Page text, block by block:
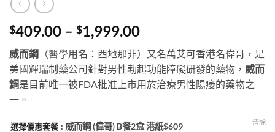
$409.00 – $1,999.00Price
range:
$409.00
through
$1,999.00
威而鋼 （醫學用名：西地那非）又名萬艾可香港名偉哥，是
美國輝瑞制藥公司針對男性勃起功能障礙研發的藥物， 威而
鋼是目前唯一被FDA批准上市用於治療男性陽痿的藥物之
一。
選擇優惠套餐 : 威而鋼 (偉哥) B餐2盒 港紙$609 清除